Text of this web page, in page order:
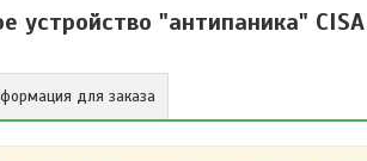
устройство "антипаника"
для заказа